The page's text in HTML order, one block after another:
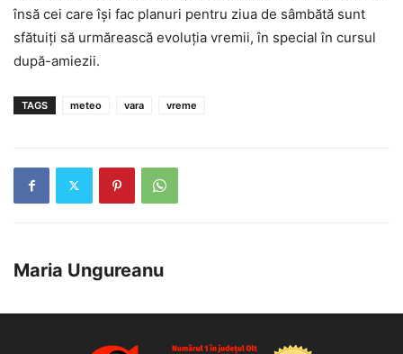
însă cei care își fac planuri pentru ziua de sâmbătă sunt
sfătuiți să urmărească evoluția vremii, în special în cursul
după-amiezii.
TAGS meteo vara vreme
Maria Ungureanu